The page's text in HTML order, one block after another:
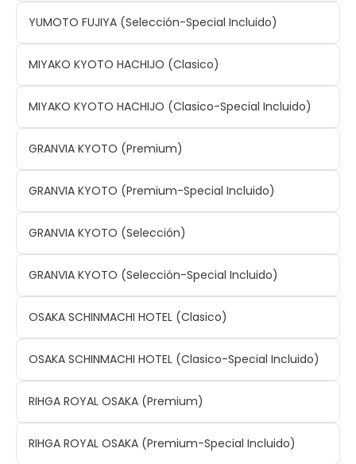
YUMOTO FUJIYA (Selección-Special Incluido)
MIYAKO KYOTO HACHIJO (Clasico)
MIYAKO KYOTO HACHIJO (Clasico-Special Incluido)
GRANVIA KYOTO (Premium)
GRANVIA KYOTO (Premium-Special Incluido)
GRANVIA KYOTO (Selección)
GRANVIA KYOTO (Selección-Special Incluido)
OSAKA SCHINMACHI HOTEL (Clasico)
OSAKA SCHINMACHI HOTEL (Clasico-Special Incluido)
RIHGA ROYAL OSAKA (Premium)
RIHGA ROYAL OSAKA (Premium-Special Incluido)